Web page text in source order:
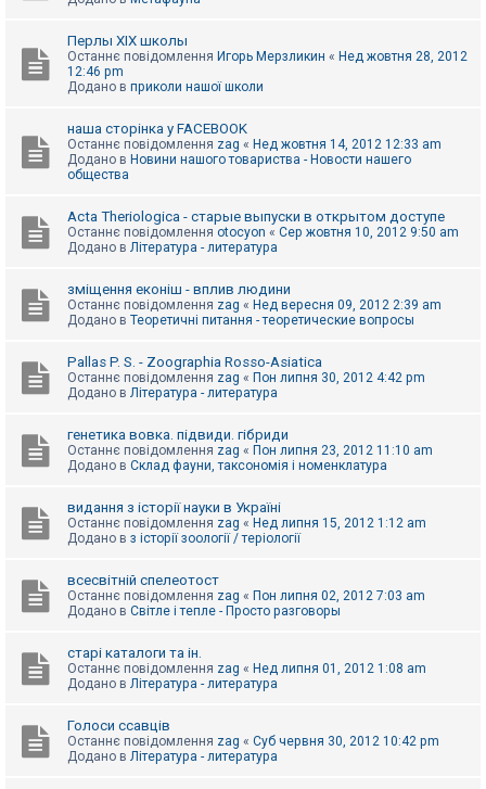
Перлы ХІХ школы
Останнє повідомлення Игорь Мерзликин « Нед жовтня 28, 2012
12:46 pm
Додано в приколи нашої школи
наша сторінка у FACEBOOK
Останнє повідомлення zag « Нед жовтня 14, 2012 12:33 am
Додано в Новини нашого товариства - Новости нашего
общества
Acta Theriologica - старые выпуски в открытом доступе
Останнє повідомлення otocyon « Сер жовтня 10, 2012 9:50 am
Додано в Література - литература
зміщення еконіш - вплив людини
Останнє повідомлення zag « Нед вересня 09, 2012 2:39 am
Додано в Теоретичні питання - теоретические вопросы
Pallas P. S. - Zoographia Rosso-Asiatica
Останнє повідомлення zag « Пон липня 30, 2012 4:42 pm
Додано в Література - литература
генетика вовка. підвиди. гібриди
Останнє повідомлення zag « Пон липня 23, 2012 11:10 am
Додано в Склад фауни, таксономія і номенклатура
видання з історії науки в Україні
Останнє повідомлення zag « Нед липня 15, 2012 1:12 am
Додано в з історії зоології / теріології
всесвітній спелеотост
Останнє повідомлення zag « Пон липня 02, 2012 7:03 am
Додано в Світле і тепле - Просто разговоры
старі каталоги та ін.
Останнє повідомлення zag « Нед липня 01, 2012 1:08 am
Додано в Література - литература
Голоси ссавців
Останнє повідомлення zag « Суб червня 30, 2012 10:42 pm
Додано в Література - литература